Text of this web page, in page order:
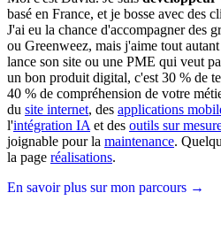
basé en France, et je bosse avec des
J'ai eu la chance d'accompagner des
ou Greenweez, mais j'aime tout
lance son site ou une PME qui veut
un bon produit digital, c'est 30 % de
40 % de compréhension de votre
du site internet, des applications
l'intégration IA et des outils sur
joignable pour la maintenance.
la page réalisations.
En savoir plus sur mon parcours →